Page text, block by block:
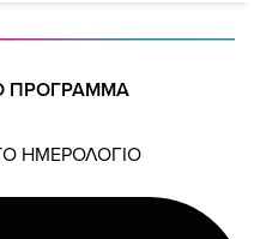
ΠΡΟΓΡΑΜΜΑ
ΗΜΕΡΟΛΟΓΙΟ